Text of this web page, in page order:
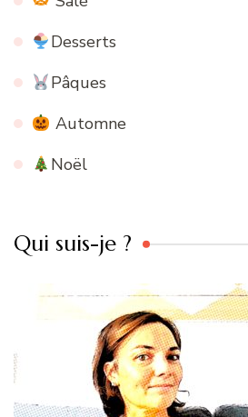
Desserts
Pâques
Automne
Noël
Qui suis-je ?